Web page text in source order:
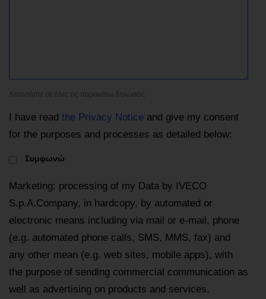
Απαντήστε σε όλες τις παρακάτω δηλώσεις
I have read the Privacy Notice and give my consent
for the purposes and processes as detailed below:
Συμφωνώ
Marketing: processing of my Data by IVECO
S.p.A.Company, in hardcopy, by automated or
electronic means including via mail or e-mail, phone
(e.g. automated phone calls, SMS, MMS, fax) and
any other mean (e.g. web sites, mobile apps), with
the purpose of sending commercial communication as
well as advertising on products and services.